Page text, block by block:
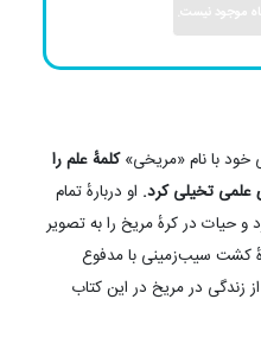
موجود نیست.
خود با نام «مریخی»کلمهٔ علم را
علمی تخیلی کرد. او دربارهٔ تمام
حیات در کرهٔ مریخ را به تصویر
کشت سیب‌زمینی با مدفوع
زندگی در مریخ در این کتاب